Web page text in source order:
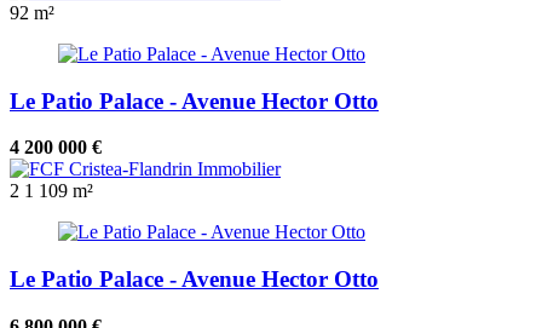
92 m²
Le Patio Palace - Avenue Hector Otto
4 200 000 €
2 1 109 m²
Le Patio Palace - Avenue Hector Otto